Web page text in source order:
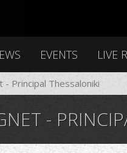
EVENTS LIVE
Principal Thessaloniki
-